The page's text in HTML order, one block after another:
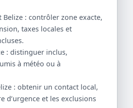
Belize : contrôler zone exacte,
taxes locales et
: distinguer inclus,
à météo ou à
: obtenir un contact local,
d’urgence et les exclusions